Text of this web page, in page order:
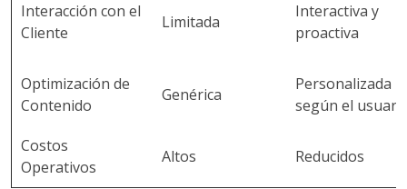
Interacción con el
Cliente
Limitada
Interactiva y
proactiva
Optimización de
Contenido
Genérica
Personalizada
según el
Costos
Operativos
Altos Reducidos